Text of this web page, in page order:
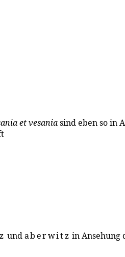
et vesaniasind eben so in
undaberwitz in Ansehung